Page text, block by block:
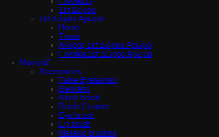
Σετ Δώρου
Σετ Δώρου Άρωμα
Home
Travel
Άνδρας Σετ Δώρου Άρωμα
Γυναίκα Σετ Δώρου Άρωμα
Μακιγιάζ
Accessories
False Eyelashes
Blenders
Blush brush
Brush Cleaner
Eye brush
Lip brush
Makeup brushes